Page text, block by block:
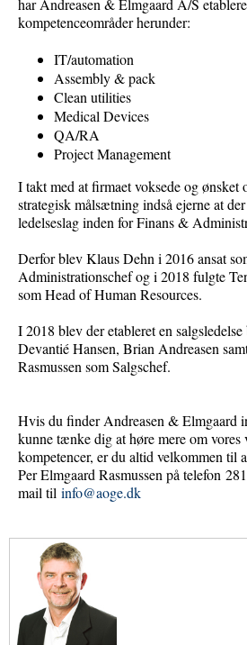
har Andreasen & Elmgaard A/S
kompetenceområder herunder:
IT/automation
Assembly & pack
Clean utilities
Medical Devices
QA/RA
Project Management
I takt med at firmaet voksede og ønsket
strategisk målsætning indså ejerne at
ledelseslag inden for Finans &
Derfor blev Klaus Dehn i 2016 ansat
Administrationschef og i 2018 fulgte
somHead of Human Resources.
I 2018 blev der etableret en salgsledelse
Devantié Hansen, Brian Andreasen
Rasmussen som Salgschef.
Hvis du finder Andreasen & Elmgaard
kunne tænke dig at høre mere om vores
kompetencer, er du altid velkommen til
Per Elmgaard Rasmussen på telefon
mail til info@aoge.dk